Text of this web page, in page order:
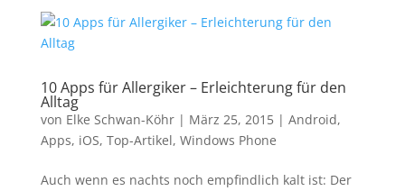
10 Apps für Allergiker – Erleichterung für den
Alltag
von Elke Schwan-Köhr| März 25, 2015| Android,
Apps, iOS, Top-Artikel, Windows Phone
Auch wenn es nachts noch empfindlich kalt ist: Der